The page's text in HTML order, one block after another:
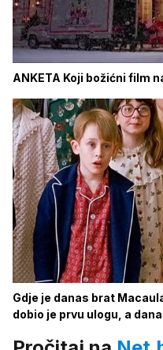
ANKETA Koji božićni film
Gdje je danas brat
dobio je prvu ulogu, a